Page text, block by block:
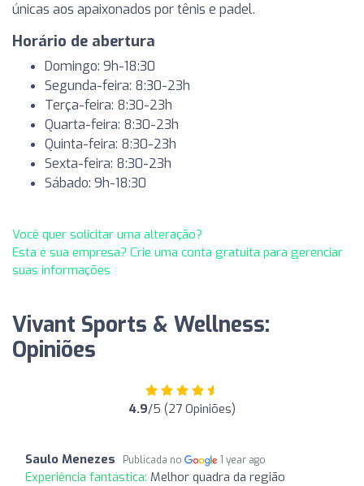
únicas aos apaixonados por tênis e padel.
Horário de abertura
Domingo: 9h-18:30
Segunda-feira: 8:30-23h
Terça-feira: 8:30-23h
Quarta-feira: 8:30-23h
Quinta-feira: 8:30-23h
Sexta-feira: 8:30-23h
Sábado: 9h-18:30
Você quer solicitar uma alteração?
Esta é sua empresa? Crie uma conta gratuita para gerenciar
suas informações
Vivant Sports & Wellness:
Opiniões
4.9/5 (27 Opiniões)
Saulo Menezes Publicada no 1 year ago
Experiência fantástica: Melhor quadra da região